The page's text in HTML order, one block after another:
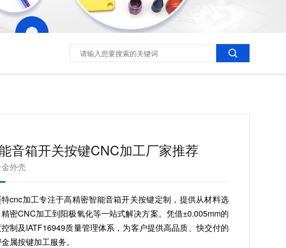
音箱开关按键CNC加工厂家推荐
外壳
cnc加工专注于高精密智能音箱开关按键定制，提供从材料选
密CNC加工到阳极氧化等一站式解决方案。凭借±0.005mm的
制及IATF16949质量管理体系，为客户提供高品质、快交付的
属按键加工服务。